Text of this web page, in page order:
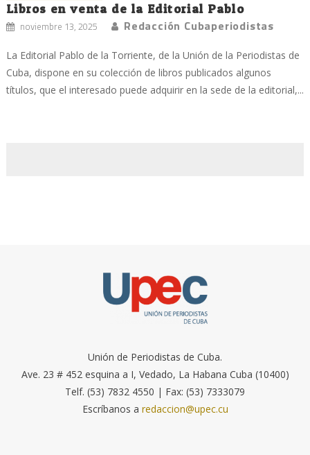
Libros en venta de la Editorial Pablo
noviembre 13, 2025 Redacción Cubaperiodistas
La Editorial Pablo de la Torriente, de la Unión de la Periodistas de
Cuba, dispone en su colección de libros publicados algunos
títulos, que el interesado puede adquirir en la sede de la editorial,...
Unión de Periodistas de Cuba.
Ave. 23 # 452 esquina a I, Vedado, La Habana Cuba (10400)
Telf. (53) 7832 4550 | Fax: (53) 7333079
Escríbanos a redaccion@upec.cu